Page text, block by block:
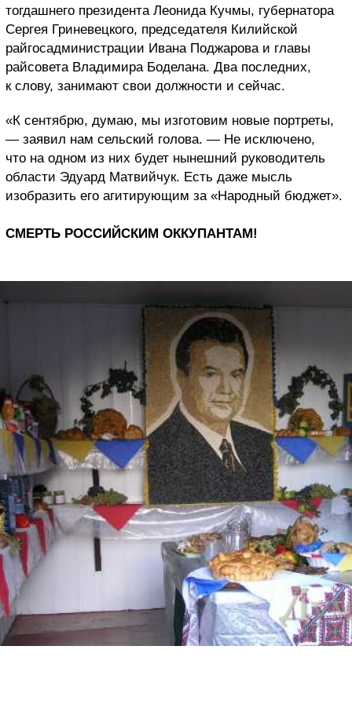
тогдашнего президента Леонида Кучмы, губернатора
Сергея Гриневецкого, председателя Килийской
райгосадминистрации Ивана Поджарова и главы
райсовета Владимира Боделана. Два последних,
к слову, занимают свои должности и сейчас.
«К сентябрю, думаю, мы изготовим новые портреты,
— заявил нам сельский голова. — Не исключено,
что на одном из них будет нынешний руководитель
области Эдуард Матвийчук. Есть даже мысль
изобразить его агитирующим за «Народный бюджет».
СМЕРТЬ РОССИЙСКИМ ОККУПАНТАМ!